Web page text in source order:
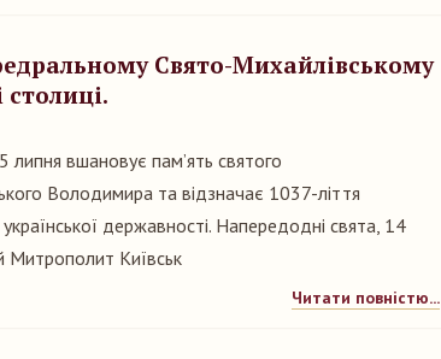
Свято-Михайлівському
вшановує пам’ять святого
Володимира та відзначає 1037-ліття
державності. Напередодні свята, 14
Митрополит Київськ
Читати повністю...